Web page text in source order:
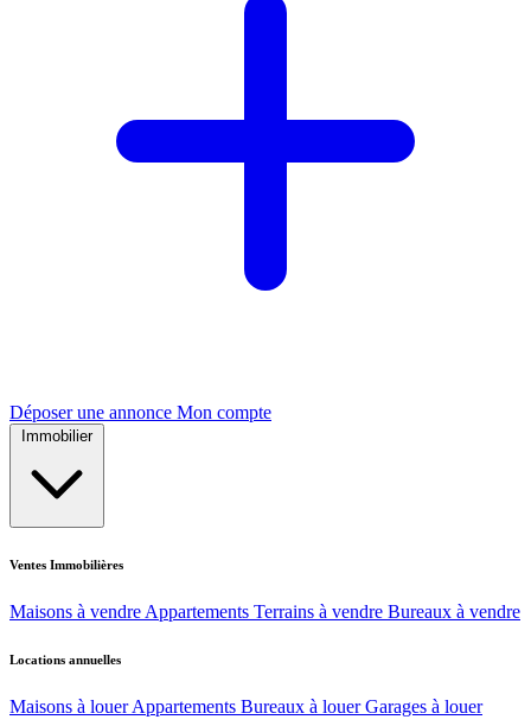
Déposer une annonce Mon compte
Immobilier
Ventes Immobilières
Maisons à vendre Appartements Terrains à vendre Bureaux à vendre
Locations annuelles
Maisons à louer Appartements Bureaux à louer Garages à louer